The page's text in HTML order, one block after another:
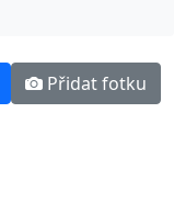
Přidat fotku